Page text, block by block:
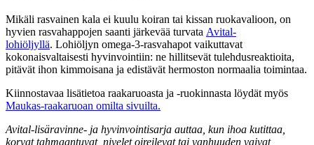
Mikäli rasvainen kala ei kuulu koiran tai kissan ruokavalioon, on
hyvien rasvahappojen saanti järkevää turvata Avital-
lohiöljyllä. Lohiöljyn omega-3-rasvahapot vaikuttavat
kokonaisvaltaisesti hyvinvointiin: ne hillitsevät tulehdusreaktioita,
pitävät ihon kimmoisana ja edistävät hermoston normaalia toimintaa.
Kiinnostavaa lisätietoa raakaruoasta ja -ruokinnasta löydät myös
Maukas-raakaruoan omilta sivuilta.
Avital-lisäravinne- ja hyvinvointisarja auttaa, kun ihoa kutittaa,
korvat tahmaantuvat, nivelet oireilevat tai vanhuuden vaivat